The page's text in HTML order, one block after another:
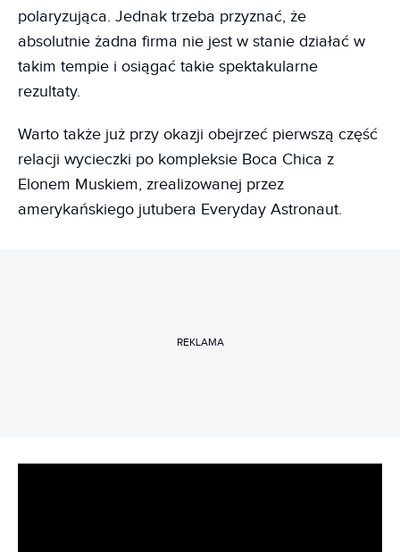
polaryzująca. Jednak trzeba przyznać, że
absolutnie żadna firma nie jest w stanie działać w
takim tempie i osiągać takie spektakularne
rezultaty.
Warto także już przy okazji obejrzeć pierwszą część
relacji wycieczki po kompleksie Boca Chica z
Elonem Muskiem, zrealizowanej przez
amerykańskiego jutubera Everyday Astronaut.
REKLAMA